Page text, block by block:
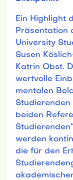
Ein Highlight
Präsentation
University
Susen
Katrin Obst.
wertvolle
mentalen
beiden
werden
die für den